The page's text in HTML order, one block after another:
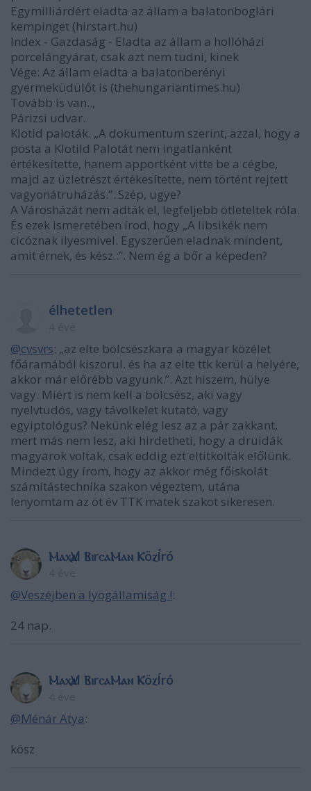
Egymilliárdért eladta az állam a balatonboglári
kempinget (hirstart.hu)
Index - Gazdaság - Eladta az állam a hollóházi
porcelángyárat, csak azt nem tudni, kinek
Vége: Az állam eladta a balatonberényi
gyermeküdülőt is (thehungariantimes.hu)
Tovább is van..,
Párizsi udvar.
Klotid paloták. „A dokumentum szerint, azzal, hogy a
posta a Klotild Palotát nem ingatlanként
értékesítette, hanem apportként vitte be a cégbe,
majd az üzletrészt értékesítette, nem történt rejtett
vagyonátruházás.”. Szép, ugye?
A Városházát nem adták el, legfeljebb ötleteltek róla.
És ezek ismeretében írod, hogy „A libsikék nem
cicóznak ilyesmivel. Egyszerűen eladnak mindent,
amit érnek, és kész.:”. Nem ég a bőr a képeden?
élhetetlen
@cvsvrs: „az elte bölcsészkara a magyar közélet
főáramából kiszorul. és ha az elte ttk kerül a helyére,
akkor már előrébb vagyunk.”. Azt hiszem, hülye
vagy. Miért is nem kell a bölcsész, aki vagy
nyelvtudós, vagy távolkelet kutató, vagy
egyiptológus? Nekünk elég lesz az a pár zakkant,
mert más nem lesz, aki hirdetheti, hogy a druidák
magyarok voltak, csak eddig ezt eltitkolták előlünk.
Mindezt úgy írom, hogy az akkor még főiskolát
számítástechnika szakon végeztem, utána
lenyomtam az öt év TTK matek szakot sikeresen.
ⲘⲁⲭѴⲁl ⲂⲓrⲥⲁⲘⲁⲛ ⲔöⲍÍró
@Veszéjben a lyogállamiság !:
24 nap.
ⲘⲁⲭѴⲁl ⲂⲓrⲥⲁⲘⲁⲛ ⲔöⲍÍró
@Ménár Atya:
kösz